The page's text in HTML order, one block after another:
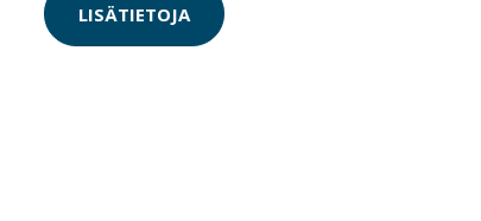
LISÄTIETOJA